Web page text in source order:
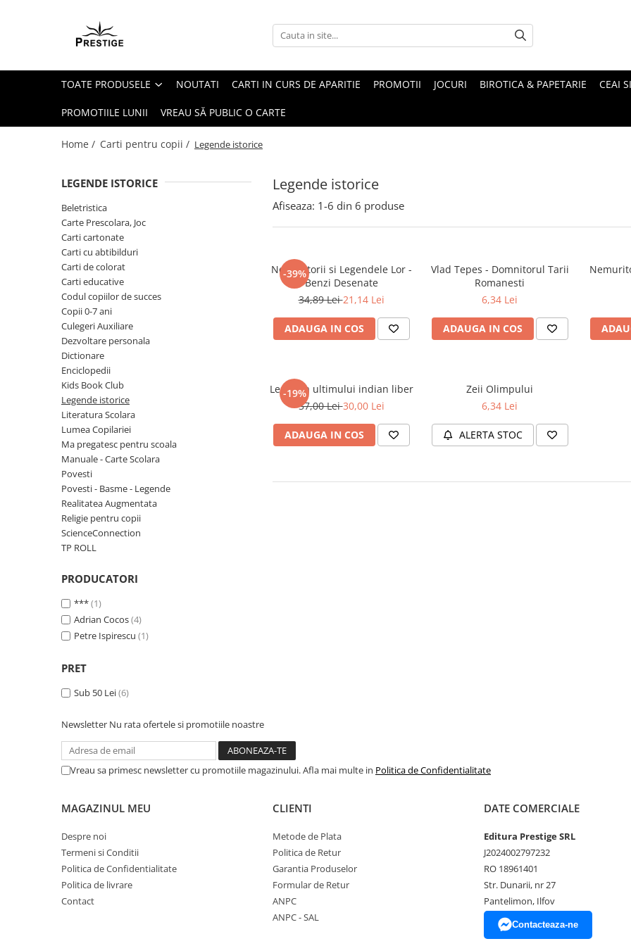
Toate Produsele
Pachete Speciale Carti
Spiritualitate - Ezoterism
AngelConnection
Chiromantie
Dezvoltare Spirituala
KidConnection
Minte Corp
New Illuminati Files
Numerologie
Paranormal
Parapsihologie
ReConnect
ScienceConnection
SelfConnect
SelfHealing
Gastronomik
MedConnect
SealfHealing
Starea de bine
Beletristica
Biografii, Memorii, Jurnale
Carti erotice
Carti pentru Adolescenti, Young
TOATE PRODUSELE NOUTATI CARTI IN CURS DE APARITIE PROMOTII JOCURI BIROTICA & PAPETARIE CEAI
PROMOTIILE LUNII VREAU SĂ PUBLIC O CARTE
Home / Carti pentru copii / Legende istorice
Legende istorice
LEGENDE ISTORICE
Beletristica
Carte Prescolara, Joc
Carti cartonate
Carti cu abtibilduri
Carti de colorat
Carti educative
Codul copiilor de succes
Copii 0-7 ani
Culegeri Auxiliare
Dezvoltare personala
Dictionare
Enciclopedii
Kids Book Club
Legende istorice
Literatura Scolara
Lumea Copilariei
Ma pregatesc pentru scoala
Manuale - Carte Scolara
Povesti
Povesti - Basme - Legende
Realitatea Augmentata
Religie pentru copii
ScienceConnection
TP ROLL
PRODUCATORI
***(1)
Adrian Cocos(4)
Petre Ispirescu (1)
PRET
Sub 50 Lei(6)
Afiseaza: 1-6 din 6 produse
-39%
Nemuritorii si Legendele Lor -
Benzi Desenate
34,89 Lei21,14 Lei
ADAUGA IN COS
Vlad Tepes - Domnitorul Tarii
Romanesti
6,34 Lei
ADAUGA IN COS
-19%
Legenda ultimului indian liber
37,00 Lei30,00 Lei
ADAUGA IN COS
Zeii Olimpului
6,34 Lei
ALERTA STOC
Newsletter Nu rata ofertele si promotiile noastre
Vreau sa primesc newsletter cu promotiile magazinului. Afla mai multe in Politica de Confidentialitate
MAGAZINUL MEU
Despre noi
Termeni si Conditii
Politica de Confidentialitate
Politica de livrare
Contact
CLIENTI
Metode de Plata
Politica de Retur
Garantia Produselor
Formular de Retur
ANPC
ANPC - SAL
DATE COMERCIALE
Editura Prestige SRL
J2024002797232
RO 18961401
Str. Dunarii, nr 27
Pantelimon, Ilfov
Contacteaza-ne